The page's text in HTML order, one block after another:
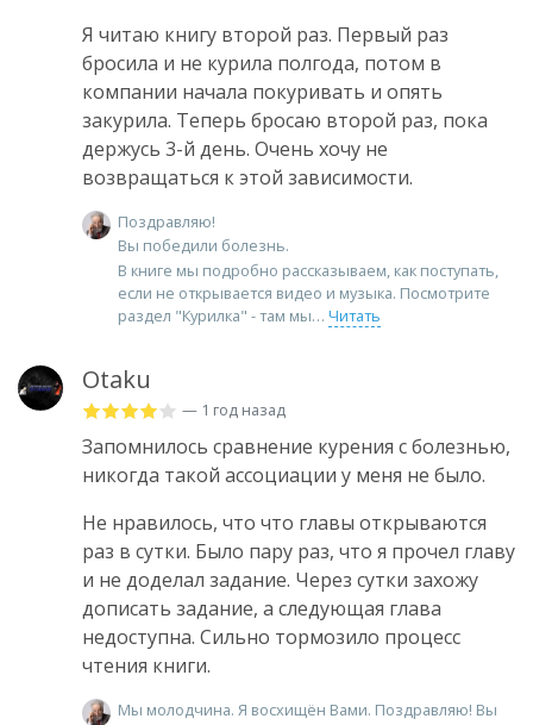
Я читаю книгу второй раз. Первый раз
бросила и не курила полгода, потом в
компании начала покуривать и опять
закурила. Теперь бросаю второй раз, пока
держусь 3-й день. Очень хочу не
возвращаться к этой зависимости.
Поздравляю!
Вы победили болезнь.
В книге мы подробно рассказываем, как поступать,
если не открывается видео и музыка. Посмотрите
раздел "Курилка" - там мы
Читать
Otaku
— 1 год назад
Запомнилось сравнение курения с болезнью,
никогда такой ассоциации у меня не было.
Не нравилось, что что главы открываются
раз в сутки. Было пару раз, что я прочел главу
и не доделал задание. Через сутки захожу
дописать задание, а следующая глава
недоступна. Сильно тормозило процесс
чтения книги.
Мы молодчина. Я восхищён Вами. Поздравляю! Вы